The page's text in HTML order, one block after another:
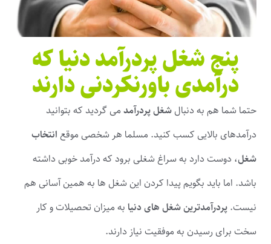
پنج شغل پردرآمد دنیا که
درآمدی باورنکردنی دارند
حتما شما هم به دنبال شغل پردرآمد می گردید که بتوانید
درآمدهای بالایی کسب کنید. مسلما هر شخصی موقع انتخاب
شغل، دوست دارد به سراغ شغلی برود که درآمد خوبی داشته
باشد. اما باید بگویم پیدا کردن این شغل ها به همین آسانی هم
نیست. پردرآمدترین شغل های دنیا به میزان تحصیلات و کار
سخت برای رسیدن به موفقیت نیاز دارند.